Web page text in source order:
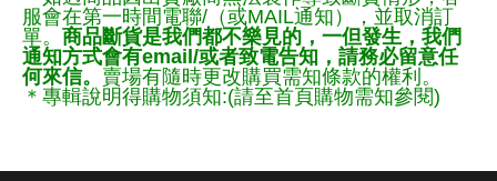
服會在第一時間電聯/（或MAIL通知），並取消訂
單。 商品斷貨是我們都不樂見的，一但發生，我們
通知方式會有email/或者致電告知，請務必留意任
何來信。 賣場有隨時更改購買需知條款的權利。
＊專輯說明得購物須知:(請至首頁購物需知參閱)